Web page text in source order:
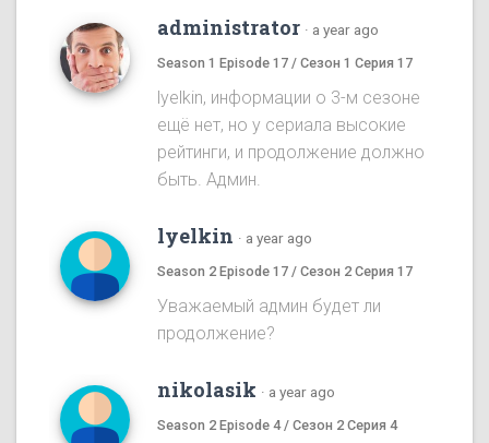
administrator · a year ago
Season 1 Episode 17 / Сезон 1 Серия 17
lyelkin, информации о 3-м сезоне
ещё нет, но у сериала высокие
рейтинги, и продолжение должно
быть. Админ.
lyelkin · a year ago
Season 2 Episode 17 / Сезон 2 Серия 17
Уважаемый админ будет ли
продолжение?
nikolasik · a year ago
Season 2 Episode 4 / Сезон 2 Серия 4